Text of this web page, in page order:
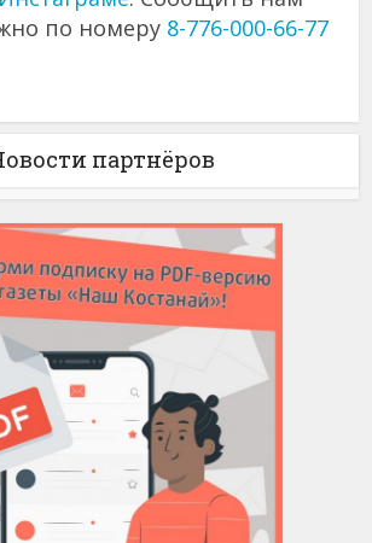
по номеру 8-776-000-66-77
партнёров